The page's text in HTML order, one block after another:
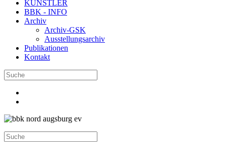
KÜNSTLER
BBK - INFO
Archiv
Archiv-GSK
Ausstellungsarchiv
Publikationen
Kontakt